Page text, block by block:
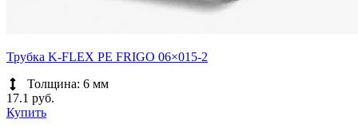
Трубка K-FLEX PE FRIGO 06×015-2
Толщина: 6 мм
17.1 руб.
Купить